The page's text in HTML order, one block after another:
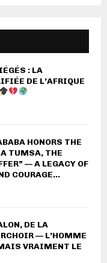
: LA
DE L’AFRIQUE
HONORS THE
TUMSA, THE
— A LEGACY OF
COURAGE...
DE LA
— L’HOMME
VRAIMENT LE